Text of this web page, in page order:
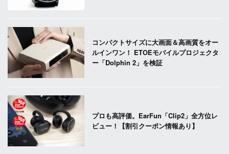
コンパクトサイズに大画面＆高画質をオー
ルインワン！ ETOEモバイルプロジェクタ
ー「Dolphin 2」を検証
プロも高評価。EarFun「Clip2」全方位レ
ビュー！【割引クーポン情報あり】